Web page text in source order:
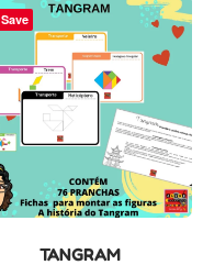
Save
TANGRAM